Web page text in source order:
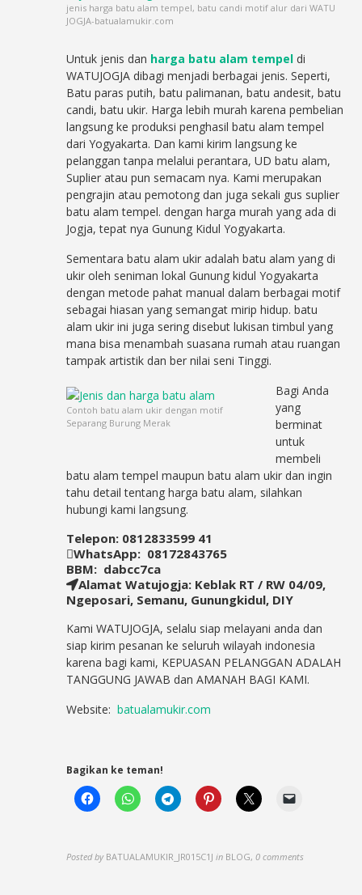
jenis harga batu alam tempel, batu candi motif alur dari WATU
JOGJA-batualamukir.com
Untuk jenis dan harga batu alam tempel di
WATUJOGJA dibagi menjadi berbagai jenis. Seperti,
Batu paras putih, batu palimanan, batu andesit, batu
candi, batu ukir. Harga lebih murah karena pembelian
langsung ke produksi penghasil batu alam tempel
dari Yogyakarta. Dan kami kirim langsung ke
pelanggan tanpa melalui perantara, UD batu alam,
Suplier atau pun semacam nya. Kami merupakan
pengrajin atau pemotong dan juga sekali gus suplier
batu alam tempel. dengan harga murah yang ada di
Jogja, tepat nya Gunung Kidul Yogyakarta.
Sementara batu alam ukir adalah batu alam yang di
ukir oleh seniman lokal Gunung kidul Yogyakarta
dengan metode pahat manual dalam berbagai motif
sebagai hiasan yang semangat mirip hidup. batu
alam ukir ini juga sering disebut lukisan timbul yang
mana bisa menambah suasana rumah atau ruangan
tampak artistik dan ber nilai seni Tinggi.
Contoh batu alam ukir dengan motif
Separang Burung Merak
Bagi Anda
yang
berminat
untuk
membeli
batu alam tempel maupun batu alam ukir dan ingin
tahu detail tentang harga batu alam, silahkan
hubungi kami langsung.
Telepon: 0812833599 41
WhatsApp: 08172843765
BBM: dabcc7ca
Alamat Watujogja: Keblak RT / RW 04/09,
Ngeposari, Semanu, Gunungkidul, DIY
Kami WATUJOGJA, selalu siap melayani anda dan
siap kirim pesanan ke seluruh wilayah indonesia
karena bagi kami, KEPUASAN PELANGGAN ADALAH
TANGGUNG JAWAB dan AMANAH BAGI KAMI.
Website:batualamukir.com
Bagikan ke teman!
Posted by BATUALAMUKIR_JR015C1J in BLOG,0 comments